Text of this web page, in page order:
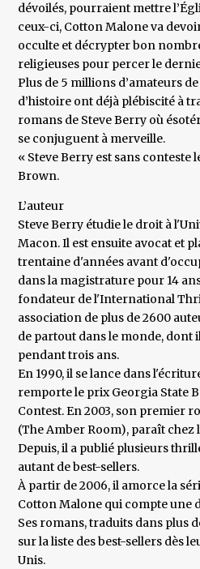
dévoilés, pourraient mettre
ceux-ci, Cotton Malone va
occulte et décrypter bon
religieuses pour percer le
Plus de 5 millions d’amateurs
d’histoire ont déjà plébiscité à
romans de Steve Berry où
se conjuguent à merveille.
« Steve Berry est sans conteste
Brown.
L’auteur
Steve Berry étudie le droit à
Macon. Il est ensuite avocat et
trentaine d'années avant
dans la magistrature pour 14
fondateur de l'International
association de plus de 2600
de partout dans le monde, dont
pendant trois ans.
En 1990, il se lance dans
remporte le prix Georgia State
Contest. En 2003, son premier
(The Amber Room), paraît
Depuis, il a publié plusieurs
autant de best-sellers.
À partir de 2006, il amorce la
Cotton Malone qui compte une
Ses romans, traduits dans plus
sur la liste des best-sellers dès
Unis.